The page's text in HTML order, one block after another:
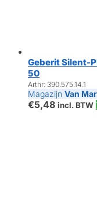
Geberit Silent-
50
Artnr: 390.575.14.1
Magazijn Van
€5,48 incl. BTW